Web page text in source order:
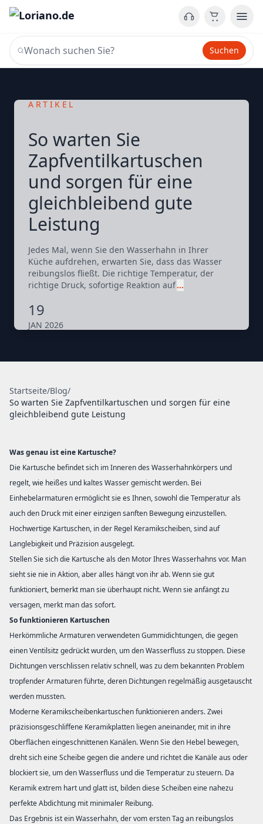
Suchen
ARTIKEL
So warten Sie
Zapfventilkartuschen
und sorgen für eine
gleichbleibend gute
Leistung
Jedes Mal, wenn Sie den Wasserhahn in Ihrer
Küche aufdrehen, erwarten Sie, dass das Wasser
reibungslos fließt. Die richtige Temperatur, der
richtige Druck, sofortige Reaktion auf…
19
JAN 2026
Startseite/Blog/
So warten Sie Zapfventilkartuschen und sorgen für eine
gleichbleibend gute Leistung
Was genau ist eine Kartusche?
Die Kartusche befindet sich im Inneren des Wasserhahnkörpers und
regelt, wie heißes und kaltes Wasser gemischt werden. Bei
Einhebelarmaturen ermöglicht sie es Ihnen, sowohl die Temperatur als
auch den Druck mit einer einzigen sanften Bewegung einzustellen.
Hochwertige Kartuschen, in der Regel Keramikscheiben, sind auf
Langlebigkeit und Präzision ausgelegt.
Stellen Sie sich die Kartusche als den Motor Ihres Wasserhahns vor. Man
sieht sie nie in Aktion, aber alles hängt von ihr ab. Wenn sie gut
funktioniert, bemerkt man sie überhaupt nicht. Wenn sie anfängt zu
versagen, merkt man das sofort.
So funktionieren Kartuschen
Herkömmliche Armaturen verwendeten Gummidichtungen, die gegen
einen Ventilsitz gedrückt wurden, um den Wasserfluss zu stoppen. Diese
Dichtungen verschlissen relativ schnell, was zu dem bekannten Problem
tropfender Armaturen führte, deren Dichtungen regelmäßig ausgetauscht
werden mussten.
Moderne Keramikscheibenkartuschen funktionieren anders. Zwei
präzisionsgeschliffene Keramikplatten liegen aneinander, mit in ihre
Oberflächen eingeschnittenen Kanälen. Wenn Sie den Hebel bewegen,
dreht sich eine Scheibe gegen die andere und richtet die Kanäle aus oder
blockiert sie, um den Wasserfluss und die Temperatur zu steuern. Da
Keramik extrem hart und glatt ist, bilden diese Scheiben eine nahezu
perfekte Abdichtung mit minimaler Reibung.
Das Ergebnis ist ein Wasserhahn, der vom ersten Tag an reibungslos